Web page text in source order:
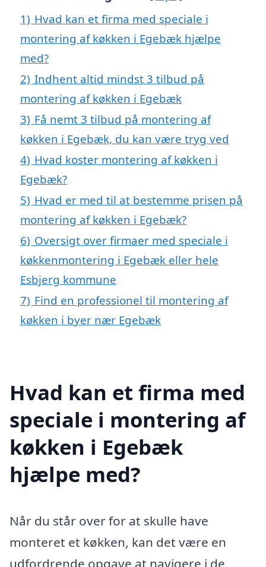
1) Hvad kan et firma med speciale i
montering af køkken i Egebæk hjælpe
med?
2) Indhent altid mindst 3 tilbud på
montering af køkken i Egebæk
3) Få nemt 3 tilbud på montering af
køkken i Egebæk, du kan være tryg ved
4) Hvad koster montering af køkken i
Egebæk?
5) Hvad er med til at bestemme prisen på
montering af køkken i Egebæk?
6) Oversigt over firmaer med speciale i
køkkenmontering i Egebæk eller hele
Esbjerg kommune
7) Find en professionel til montering af
køkken i byer nær Egebæk
Hvad kan et firma med
speciale i montering af
køkken i Egebæk
hjælpe med?
Når du står over for at skulle have
monteret et køkken, kan det være en
udfordrende opgave at navigere i de